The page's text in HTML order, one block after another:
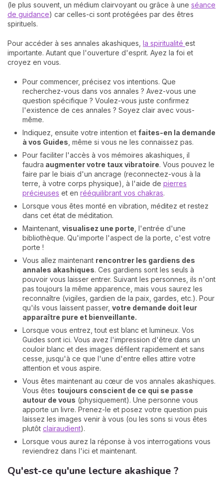
(le plus souvent, un médium clairvoyant ou grâce à une séance
de guidance) car celles-ci sont protégées par des êtres
spirituels.
Pour accéder à ses annales akashiques, la spiritualité est
importante. Autant que l'ouverture d'esprit. Ayez la foi et
croyez en vous.
Pour commencer, précisez vos intentions. Que
recherchez-vous dans vos annales ? Avez-vous une
question spécifique ? Voulez-vous juste confirmez
l'existence de ces annales ? Soyez clair avec vous-
même.
Indiquez, ensuite votre intention et faites-en la demande
à vos Guides , même si vous ne les connaissez pas.
Pour faciliter l'accès à vos mémoires akashiques, il
faudra augmenter votre taux vibratoire. Vous pouvez le
faire par le biais d'un ancrage (reconnectez-vous à la
terre, à votre corps physique), à l'aide de pierres
précieuses et en rééquilibrant vos chakras.
Lorsque vous êtes monté en vibration, méditez et restez
dans cet état de méditation.
Maintenant, visualisez une porte , l'entrée d'une
bibliothèque. Qu'importe l'aspect de la porte, c'est votre
porte !
Vous allez maintenant rencontrer les gardiens des
annales akashiques. Ces gardiens sont les seuls à
pouvoir vous laisser entrer. Suivant les personnes, ils n'ont
pas toujours la même apparence, mais vous saurez les
reconnaître (vigiles, gardien de la paix, gardes, etc.). Pour
qu'ils vous laissent passer, votre demande doit leur
apparaître pure et bienveillante.
Lorsque vous entrez, tout est blanc et lumineux. Vos
Guides sont ici. Vous avez l'impression d'être dans un
couloir blanc et des images défilent rapidement et sans
cesse, jusqu'à ce que l'une d'entre elles attire votre
attention et vous aspire.
Vous êtes maintenant au cœur de vos annales akashiques.
Vous êtes toujours conscient de ce qui se passe
autour de vous (physiquement). Une personne vous
apporte un livre. Prenez-le et posez votre question puis
laissez les images venir à vous (ou les sons si vous êtes
plutôt clairaudient).
Lorsque vous aurez la réponse à vos interrogations vous
reviendrez dans l'ici et maintenant.
Qu'est-ce qu'une lecture akashique ?